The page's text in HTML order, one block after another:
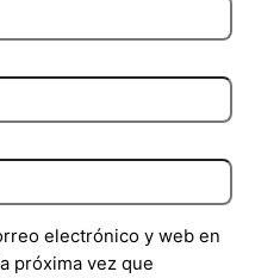
electrónico y web en
próxima vez que